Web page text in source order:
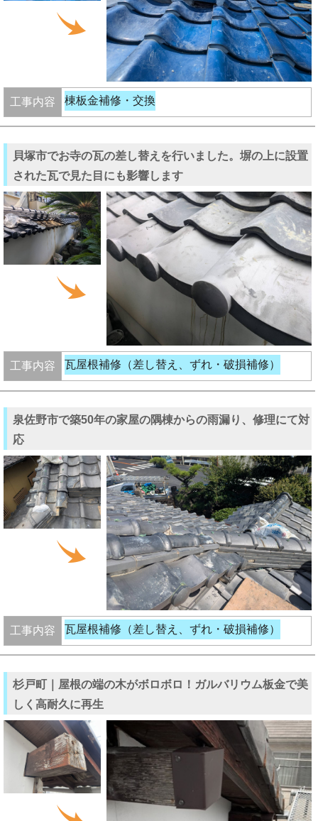
工事内容 棟板金補修・交換
貝塚市でお寺の瓦の差し替えを行いました。塀の上に設置
された瓦で見た目にも影響します
工事内容 瓦屋根補修（差し替え、ずれ・破損補修）
泉佐野市で築50年の家屋の隅棟からの雨漏り、修理にて対
応
工事内容 瓦屋根補修（差し替え、ずれ・破損補修）
杉戸町｜屋根の端の木がボロボロ！ガルバリウム板金で美
しく高耐久に再生